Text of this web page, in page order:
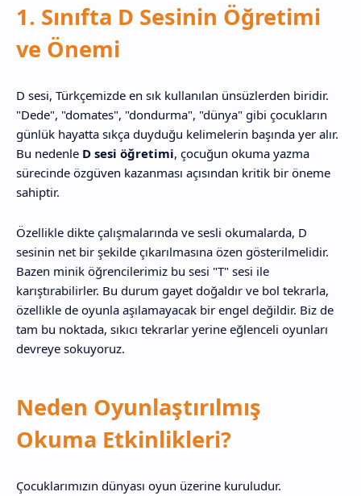
1. Sınıfta D Sesinin Öğretimi
ve Önemi
D sesi, Türkçemizde en sık kullanılan ünsüzlerden biridir.
"Dede", "domates", "dondurma", "dünya" gibi çocukların
günlük hayatta sıkça duyduğu kelimelerin başında yer alır.
Bu nedenle D sesi öğretimi, çocuğun okuma yazma
sürecinde özgüven kazanması açısından kritik bir öneme
sahiptir.
Özellikle dikte çalışmalarında ve sesli okumalarda, D
sesinin net bir şekilde çıkarılmasına özen gösterilmelidir.
Bazen minik öğrencilerimiz bu sesi "T" sesi ile
karıştırabilirler. Bu durum gayet doğaldır ve bol tekrarla,
özellikle de oyunla aşılamayacak bir engel değildir. Biz de
tam bu noktada, sıkıcı tekrarlar yerine eğlenceli oyunları
devreye sokuyoruz.
Neden Oyunlaştırılmış
Okuma Etkinlikleri?
Çocuklarımızın dünyası oyun üzerine kuruludur.